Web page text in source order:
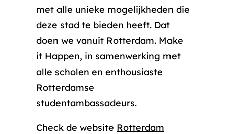
met alle unieke mogelijkheden die
deze stad te bieden heeft. Dat
doen we vanuit Rotterdam. Make
it Happen, in samenwerking met
alle scholen en enthousiaste
Rotterdamse
studentambassadeurs.
Check de website Rotterdam